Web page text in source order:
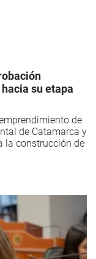
su etapa
de
de Catamarca y
la construcción de